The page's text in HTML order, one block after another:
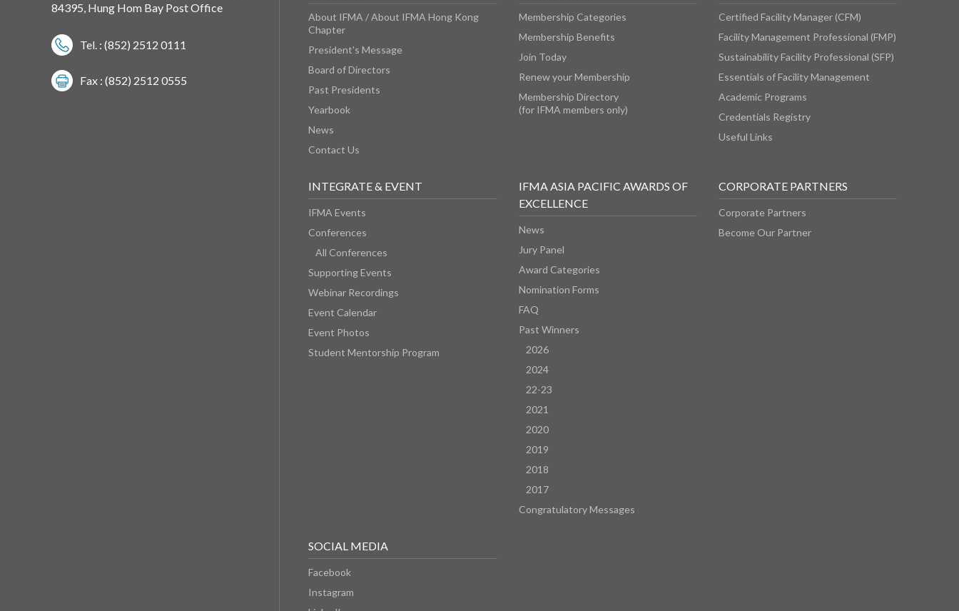
84395, Hung Hom Bay Post Office
Tel. : (852) 2512 0111
Fax : (852) 2512 0555
About IFMA / About IFMA Hong Kong
Chapter
President's Message
Board of Directors
Past Presidents
Yearbook
News
Contact Us
Membership Categories
Membership Benefits
Join Today
Renew your Membership
Membership Directory
(for IFMA members only)
Certified Facility Manager (CFM)
Facility Management Professional (FMP)
Sustainability Facility Professional (SFP)
Essentials of Facility Management
Academic Programs
Credentials Registry
Useful Links
INTEGRATE & EVENT
IFMA Events
Conferences
All Conferences
Supporting Events
Webinar Recordings
Event Calendar
Event Photos
Student Mentorship Program
IFMA ASIA PACIFIC AWARDS OF
EXCELLENCE
News
Jury Panel
Award Categories
Nomination Forms
FAQ
Past Winners
2026
2024
22-23
2021
2020
2019
2018
2017
Congratulatory Messages
CORPORATE PARTNERS
Corporate Partners
Become Our Partner
SOCIAL MEDIA
Facebook
Instagram